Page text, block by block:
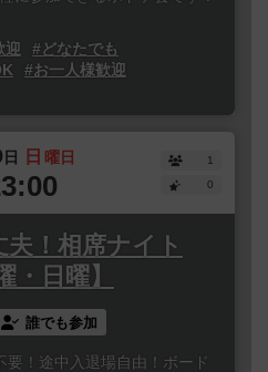
迎
#どなたでも
#お一人様歓迎
日 日 曜日
1
0
！相席ナイト
・日曜】
誰でも参加
！途中入退場自由！ボード